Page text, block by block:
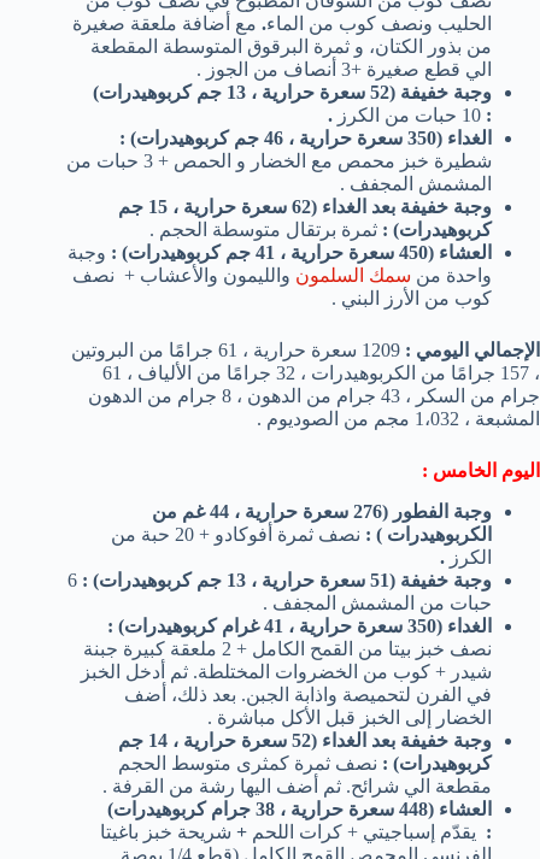
الحليب ونصف كوب من الماء. مع أضافة ملعقة صغيرة
من بذور الكتان، و ثمرة البرقوق المتوسطة المقطعة
الي قطع صغيرة +3 أنصاف من الجوز .
وجبة خفيفة (52 سعرة حرارية ، 13 جم كربوهيدرات)
: 10 حبات من الكرز
.
الغداء (350 سعرة حرارية ، 46 جم كربوهيدرات)
:
شطيرة خبز محمص مع الخضار و الحمص + 3 حبات من
المشمش المجفف .
وجبة خفيفة بعد الغداء (62 سعرة حرارية ، 15 جم
كربوهيدرات) : ثمرة برتقال متوسطة الحجم .
العشاء (450 سعرة حرارية ، 41 جم كربوهيدرات)
: وجبة
واحدة من سمك السلمون والليمون والأعشاب + نصف
كوب من الأرز البني .
الإجمالي اليومي :
1209 سعرة حرارية ، 61 جرامًا من البروتين
، 157 جرامًا من الكربوهيدرات ، 32 جرامًا من الألياف ، 61
جرام من السكر ، 43 جرام من الدهون ، 8 جرام من الدهون
المشبعة ، 1،032 مجم من الصوديوم .
اليوم الخامس :
وجبة الفطور (276 سعرة حرارية ، 44 غم من
الكربوهيدرات ) :
نصف ثمرة أفوكادو + 20 حبة من
الكرز .
وجبة خفيفة (51 سعرة حرارية ، 13 جم كربوهيدرات)
:
6
حبات من المشمش المجفف .
الغداء (350 سعرة حرارية ، 41 غرام كربوهيدرات)
:
نصف خبز بيتا من القمح الكامل + 2 ملعقة كبيرة جبنة
شيدر + كوب من الخضروات المختلطة. ثم أدخل الخبز
في الفرن لتحميصة واذابة الجبن. بعد ذلك، أضف
الخضار إلى الخبز قبل الأكل مباشرة .
وجبة خفيفة بعد الغداء (52 سعرة حرارية ، 14 جم
كربوهيدرات) : نصف ثمرة كمثرى متوسط الحجم ​​
مقطعة الي شرائح. ثم أضف اليها رشة من القرفة .
العشاء (448 سعرة حرارية ، 38 جرام كربوهيدرات)
: يقدّم إسباجيتي + كرات اللحم + شريحة خبز باغيتا
الفرنسي المحمص القمح الكامل (قطع 1/4 بوصة